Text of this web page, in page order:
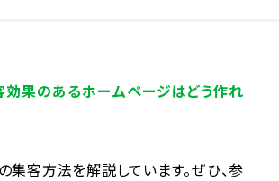
効果のあるホームページはどう作れ
客方法を解説しています。ぜひ、参